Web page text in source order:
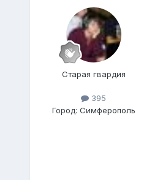
Старая гвардия
395
Город: Cимферополь